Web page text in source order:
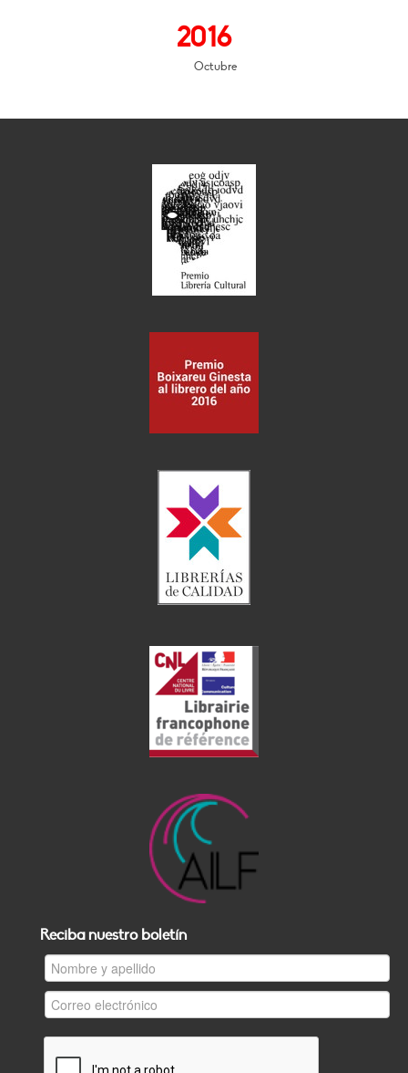
2016
Octubre
Reciba nuestro boletín